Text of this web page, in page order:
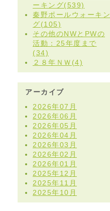
ーキング(539)
秦野ポールウォーキン
グ(105)
その他のNWとPWの
活動：25年度まで
(34)
２８年ＮＷ(4)
アーカイブ
2026年07月
2026年06月
2026年05月
2026年04月
2026年03月
2026年02月
2026年01月
2025年12月
2025年11月
2025年10月